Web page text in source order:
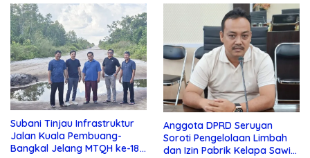
Subani Tinjau Infrastruktur
Jalan Kuala Pembuang-
Bangkal Jelang MTQH ke-18
Anggota DPRD Seruyan
Soroti Pengelolaan Limbah
dan Izin Pabrik Kelapa Sawit